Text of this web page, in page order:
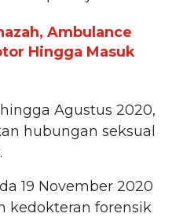
Ambulance
Hingga Masuk
Agustus 2020,
hubungan seksual
19 November 2020
kedokteran forensik